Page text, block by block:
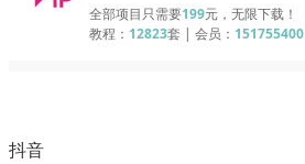
全部项目只需要199元，无限下载！
教程： 12823套 | 会员： 151755400
抖音